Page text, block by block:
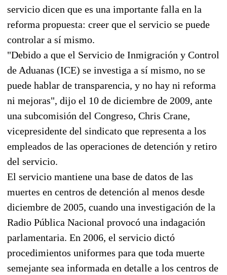
servicio dicen que es una importante falla en la
reforma propuesta: creer que el servicio se puede
controlar a sí mismo.
"Debido a que el Servicio de Inmigración y Control
de Aduanas (ICE) se investiga a sí mismo, no se
puede hablar de transparencia, y no hay ni reforma
ni mejoras", dijo el 10 de diciembre de 2009, ante
una subcomisión del Congreso, Chris Crane,
vicepresidente del sindicato que representa a los
empleados de las operaciones de detención y retiro
del servicio.
El servicio mantiene una base de datos de las
muertes en centros de detención al menos desde
diciembre de 2005, cuando una investigación de la
Radio Pública Nacional provocó una indagación
parlamentaria. En 2006, el servicio dictó
procedimientos uniformes para que toda muerte
semejante sea informada en detalle a los centros de